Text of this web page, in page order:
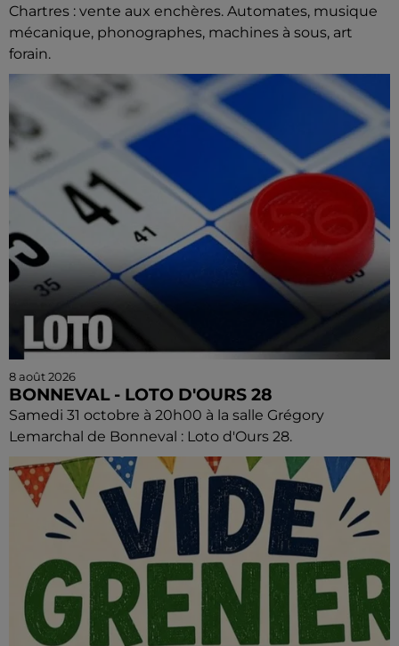
Chartres : vente aux enchères. Automates, musique
mécanique, phonographes, machines à sous, art
forain.
8 août 2026
BONNEVAL - LOTO D'OURS 28
Samedi 31 octobre à 20h00 à la salle Grégory
Lemarchal de Bonneval : Loto d'Ours 28.